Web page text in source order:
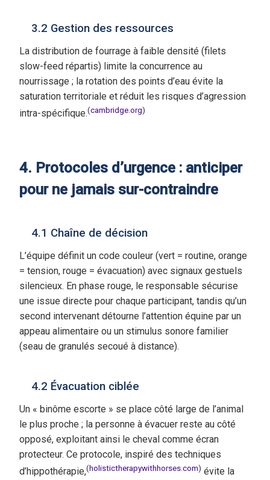
3.2 Gestion des ressources
La distribution de fourrage à faible densité (filets
slow-feed répartis) limite la concurrence au
nourrissage ; la rotation des points d’eau évite la
saturation territoriale et réduit les risques d’agression
intra-spécifique.(cambridge.org)
4. Protocoles d’urgence : anticiper
pour ne jamais sur-contraindre
4.1 Chaîne de décision
L’équipe définit un code couleur (vert = routine, orange
= tension, rouge = évacuation) avec signaux gestuels
silencieux. En phase rouge, le responsable sécurise
une issue directe pour chaque participant, tandis qu’un
second intervenant détourne l’attention équine par un
appeau alimentaire ou un stimulus sonore familier
(seau de granulés secoué à distance).
4.2 Évacuation ciblée
Un « binôme escorte » se place côté large de l’animal
le plus proche ; la personne à évacuer reste au côté
opposé, exploitant ainsi le cheval comme écran
protecteur. Ce protocole, inspiré des techniques
d’hippothérapie,( holistictherapywithhorses.com) évite la